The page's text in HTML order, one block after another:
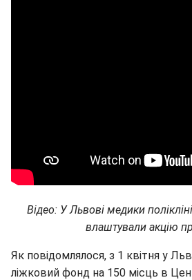
Відео: У Львові медики
влаштували акцію
Як повідомлялося, з 1 квітня у
ліжковий фонд на 150 місць в